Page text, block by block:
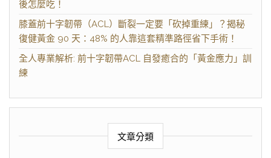
後怎麼吃！
膝蓋前十字韌帶（ACL）斷裂一定要「砍掉重練」？揭秘
復健黃金 90 天：48% 的人靠這套精準路徑省下手術！
全人專業解析: 前十字韌帶ACL 自發癒合的「黃金應力」訓
練
文章分類